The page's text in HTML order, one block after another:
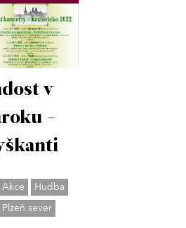
v
-
Akce
Hudba
Plzeň sever